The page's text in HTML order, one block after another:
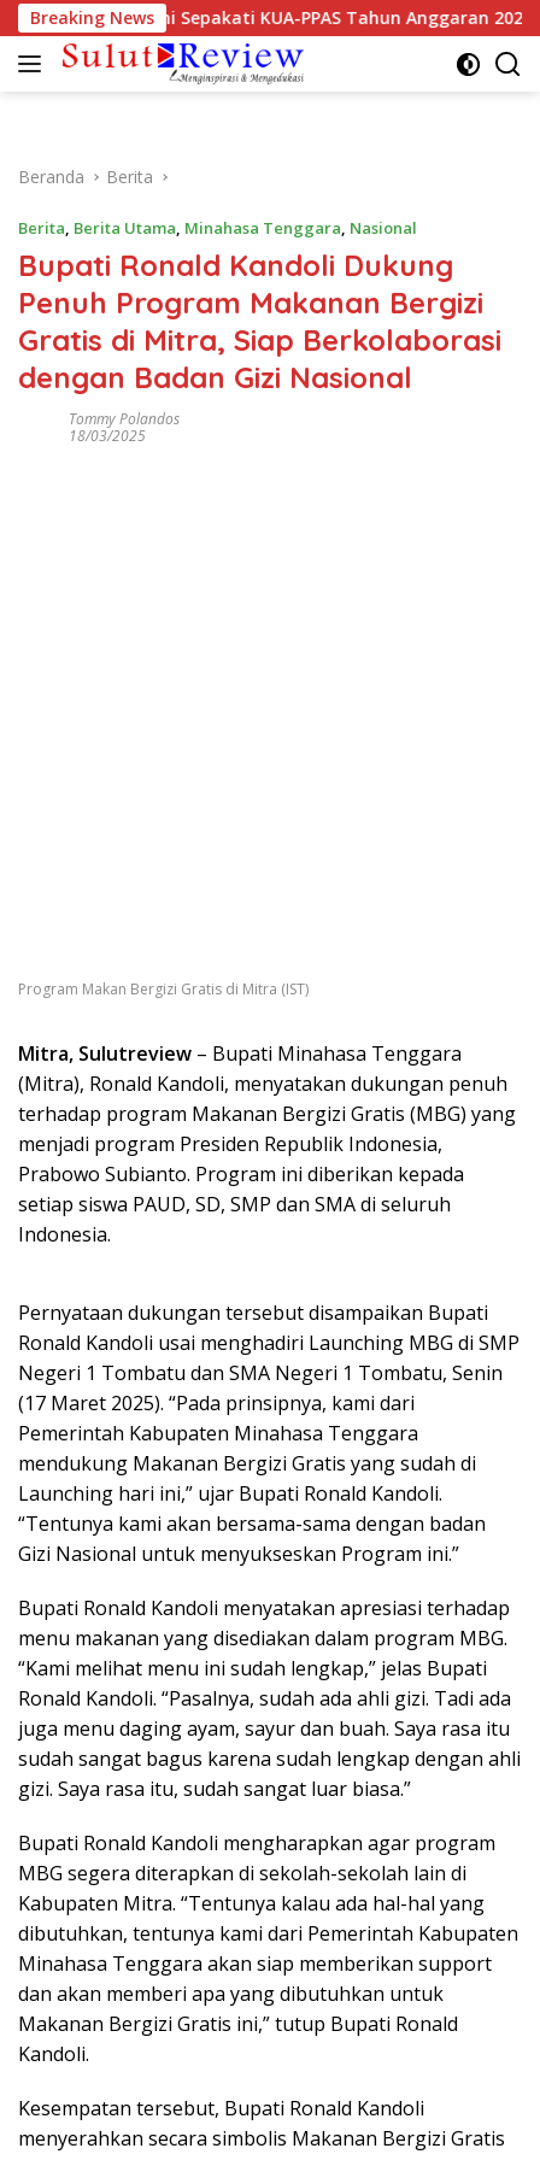
Langsung
ke
konten
Breaking News
Mitra Resmi Sepakati KUA-PPAS Tahun Anggaran 2027
Beranda Berita
Berita, Berita Utama, Minahasa Tenggara, Nasional
Bupati Ronald Kandoli Dukung
Penuh Program Makanan Bergizi
Gratis di Mitra, Siap Berkolaborasi
dengan Badan Gizi Nasional
Tommy Polandos
18/03/2025
Program Makan Bergizi Gratis di Mitra (IST)
Mitra, Sulutreview – Bupati Minahasa Tenggara
(Mitra), Ronald Kandoli, menyatakan dukungan penuh
terhadap program Makanan Bergizi Gratis (MBG) yang
menjadi program Presiden Republik Indonesia,
Prabowo Subianto. Program ini diberikan kepada
setiap siswa PAUD, SD, SMP dan SMA di seluruh
Indonesia.
Pernyataan dukungan tersebut disampaikan Bupati
Ronald Kandoli usai menghadiri Launching MBG di SMP
Negeri 1 Tombatu dan SMA Negeri 1 Tombatu, Senin
(17 Maret 2025). “Pada prinsipnya, kami dari
Pemerintah Kabupaten Minahasa Tenggara
mendukung Makanan Bergizi Gratis yang sudah di
Launching hari ini,” ujar Bupati Ronald Kandoli.
“Tentunya kami akan bersama-sama dengan badan
Gizi Nasional untuk menyukseskan Program ini.”
Bupati Ronald Kandoli menyatakan apresiasi terhadap
menu makanan yang disediakan dalam program MBG.
“Kami melihat menu ini sudah lengkap,” jelas Bupati
Ronald Kandoli. “Pasalnya, sudah ada ahli gizi. Tadi ada
juga menu daging ayam, sayur dan buah. Saya rasa itu
sudah sangat bagus karena sudah lengkap dengan ahli
gizi. Saya rasa itu, sudah sangat luar biasa.”
Bupati Ronald Kandoli mengharapkan agar program
MBG segera diterapkan di sekolah-sekolah lain di
Kabupaten Mitra. “Tentunya kalau ada hal-hal yang
dibutuhkan, tentunya kami dari Pemerintah Kabupaten
Minahasa Tenggara akan siap memberikan support
dan akan memberi apa yang dibutuhkan untuk
Makanan Bergizi Gratis ini,” tutup Bupati Ronald
Kandoli.
Kesempatan tersebut, Bupati Ronald Kandoli
menyerahkan secara simbolis Makanan Bergizi Gratis